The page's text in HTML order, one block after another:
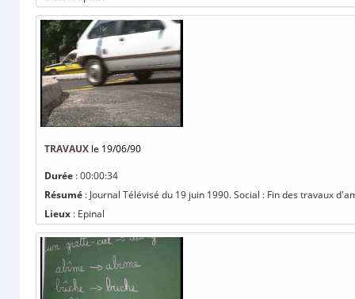
TRAVAUX le 19/06/90
Durée : 00:00:34
Résumé : Journal Télévisé du 19 juin 1990. Social : Fin des travaux
Lieux : Epinal